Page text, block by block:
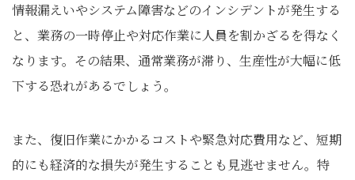
情報漏えいやシステム障害などのインシデントが発生する
と、業務の一時停止や対応作業に人員を割かざるを得なく
なります。その結果、通常業務が滞り、生産性が大幅に低
下する恐れがあるでしょう。
また、復旧作業にかかるコストや緊急対応費用など、短期
的にも経済的な損失が発生することも見逃せません。特